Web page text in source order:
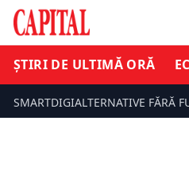
ȘTIRI DE ULTIMĂ ORĂ
SMARTDIGIALTERNATIVE FĂRĂ